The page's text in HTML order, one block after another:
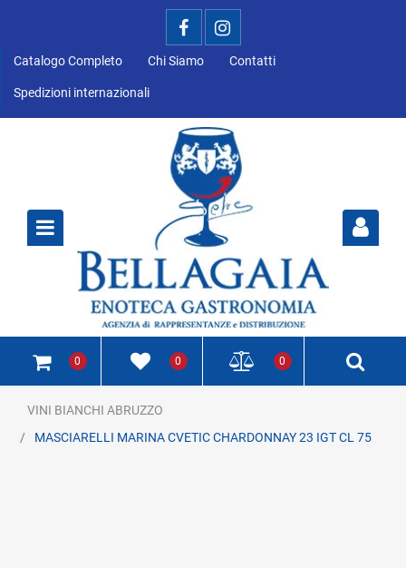
Catalogo Completo Chi Siamo Contatti
Spedizioni internazionali
0 0 0
VINI BIANCHI ABRUZZO
MASCIARELLI MARINA CVETIC CHARDONNAY 23 IGT CL 75